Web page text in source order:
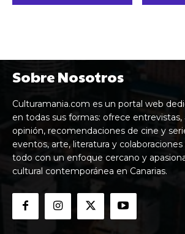
Sobre Nosotros
Culturamania.com es un portal web
en todas sus formas: ofrece entrevistas,
opinión, recomendaciones de cine y
eventos, arte, literatura y
todo con un enfoque cercano y
cultural contemporánea en Canarias.